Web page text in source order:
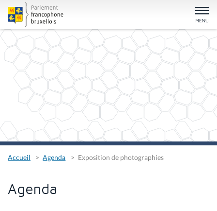
Accueil Agenda Exposition de photographies
Agenda